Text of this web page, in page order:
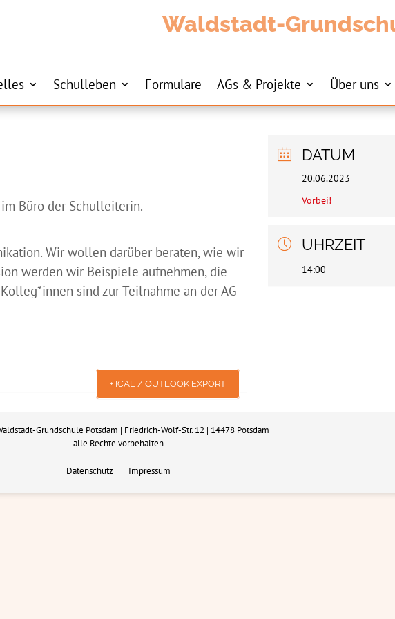
Waldstadt-
Schulleben Formulare AGs & Projekte Über uns
Büro der Schulleiterin.
Wir wollen darüber beraten, wie wir
werden wir Beispiele aufnehmen, die
sind zur Teilnahme an der AG
+ ICAL / OUTLOOK EXPORT
DATUM
20.06.2023
Vorbei!
UHRZEIT
14:00
Grundschule Potsdam | Friedrich-Wolf-Str. 12 | 14478 Potsdam
alle Rechte vorbehalten
Datenschutz Impressum